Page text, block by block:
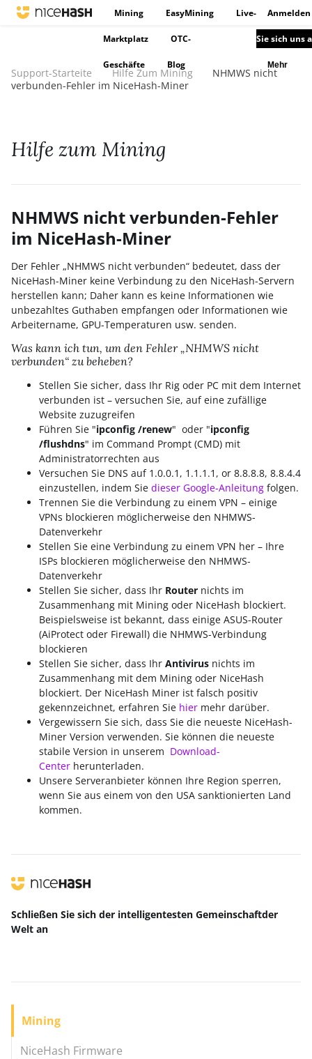
Mining EasyMining Live-
Marktplatz OTC-
Geschäfte Blog
Anmelden
Sie sich uns
Mehr
Support-Starteite Hilfe Zum Mining
NHMWS nicht
verbunden-Fehler im NiceHash-Miner
Hilfe zum Mining
NHMWS nicht verbunden-Fehler
im NiceHash-Miner
Der Fehler „NHMWS nicht verbunden“ bedeutet, dass der
NiceHash-Miner keine Verbindung zu den NiceHash-Servern
herstellen kann; Daher kann es keine Informationen wie
unbezahltes Guthaben empfangen oder Informationen wie
Arbeitername, GPU-Temperaturen usw. senden.
Was kann ich tun, um den Fehler „NHMWS nicht
verbunden“ zu beheben?
Stellen Sie sicher, dass Ihr Rig oder PC mit dem Internet
verbunden ist – versuchen Sie, auf eine zufällige
Website zuzugreifen
Führen Sie "ipconfig /renew" oder "ipconfig
/flushdns" im Command Prompt (CMD) mit
Administratorrechten aus
Versuchen Sie DNS auf 1.0.0.1, 1.1.1.1, or 8.8.8.8, 8.8.4.4
einzustellen, indem Sie dieser Google-Anleitung folgen.
Trennen Sie die Verbindung zu einem VPN – einige
VPNs blockieren möglicherweise den NHMWS-
Datenverkehr
Stellen Sie eine Verbindung zu einem VPN her – Ihre
ISPs blockieren möglicherweise den NHMWS-
Datenverkehr
Stellen Sie sicher, dass Ihr Router nichts im
Zusammenhang mit Mining oder NiceHash blockiert.
Beispielsweise ist bekannt, dass einige ASUS-Router
(AiProtect oder Firewall) die NHMWS-Verbindung
blockieren
Stellen Sie sicher, dass Ihr Antivirus nichts im
Zusammenhang mit dem Mining oder NiceHash
blockiert. Der NiceHash Miner ist falsch positiv
gekennzeichnet, erfahren Sie hier mehr darüber.
Vergewissern Sie sich, dass Sie die neueste NiceHash-
Miner Version verwenden. Sie können die neueste
stabile Version in unserem Download-
Center herunterladen.
Unsere Serveranbieter können Ihre Region sperren,
wenn Sie aus einem von den USA sanktionierten Land
kommen.
Schließen Sie sich der intelligentesten Gemeinschaftder
Welt an
Mining
NiceHash Firmware